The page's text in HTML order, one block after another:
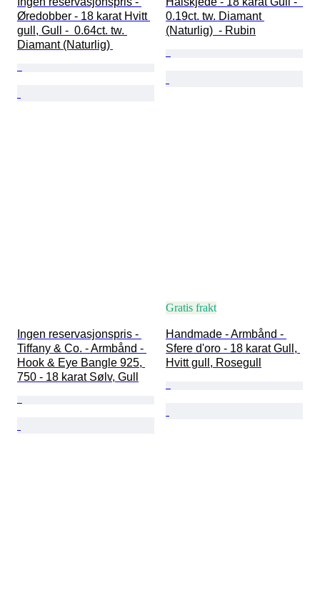
Øredobber - 18 karat Hvitt
gull, Gull -  0.64ct. tw.
Diamant (Naturlig)
0.19ct. tw. Diamant
(Naturlig)  - Rubin
Ingen reservasjonspris -
Tiffany & Co. - Armbånd -
Hook & Eye Bangle 925,
750 - 18 karat Sølv, Gull
Gratis frakt
Handmade - Armbånd -
Sfere d'oro - 18 karat Gull,
Hvitt gull, Rosegull